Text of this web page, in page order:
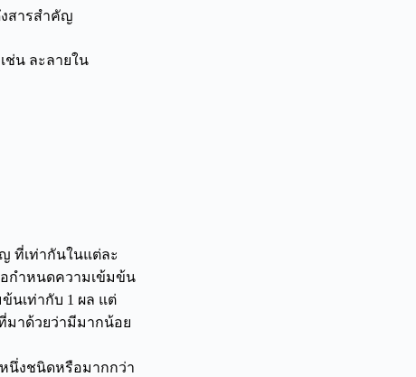
งสารสำคัญ
เช่น ละลายใน
ที่เท่ากันในแต่ละ
กำหนดความเข้มข้น
นเท่ากับ 1 ผล แต่
มาด้วยว่ามีมากน้อย
นึ่งชนิดหรือมากกว่า